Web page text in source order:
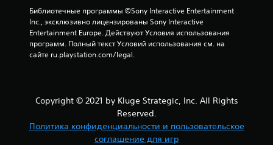
к
Библиотечные программы ©Sony Interactive Entertainment
Inc., эксклюзивно лицензированы Sony Interactive
Entertainment Europe. Действуют Условия использования
программ. Полный текст Условий использования см. на
сайте ru.playstation.com/legal.
Copyright © 2021 by Kluge Strategic, Inc. All Rights
Reserved.
Политика конфиденциальности и пользовательское
соглашение для игр